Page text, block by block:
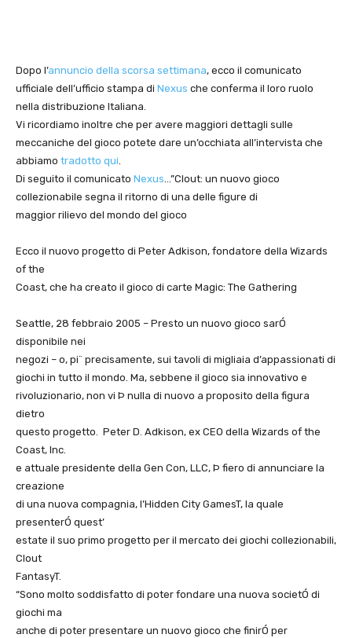
Dopo l’annuncio della scorsa settimana, ecco il comunicato
ufficiale dell’ufficio stampa di Nexus che conferma il loro ruolo
nella distribuzione Italiana.
Vi ricordiamo inoltre che per avere maggiori dettagli sulle
meccaniche del gioco potete dare un’occhiata all’intervista che
abbiamo tradotto qui.
Di seguito il comunicato Nexus…”Clout: un nuovo gioco
collezionabile segna il ritorno di una delle figure di
maggior rilievo del mondo del gioco
Ecco il nuovo progetto di Peter Adkison, fondatore della Wizards
of the
Coast, che ha creato il gioco di carte Magic: The Gathering
Seattle, 28 febbraio 2005 – Presto un nuovo gioco sarÓ
disponibile nei
negozi – o, pi¨ precisamente, sui tavoli di migliaia d’appassionati di
giochi in tutto il mondo. Ma, sebbene il gioco sia innovativo e
rivoluzionario, non vi Þ nulla di nuovo a proposito della figura
dietro
questo progetto. Peter D. Adkison, ex CEO della Wizards of the
Coast, Inc.
e attuale presidente della Gen Con, LLC, Þ fiero di annunciare la
creazione
di una nuova compagnia, l’Hidden City GamesT, la quale
presenterÓ quest’
estate il suo primo progetto per il mercato dei giochi collezionabili,
Clout
FantasyT.
“Sono molto soddisfatto di poter fondare una nuova societÓ di
giochi ma
anche di poter presentare un nuovo gioco che finirÓ per